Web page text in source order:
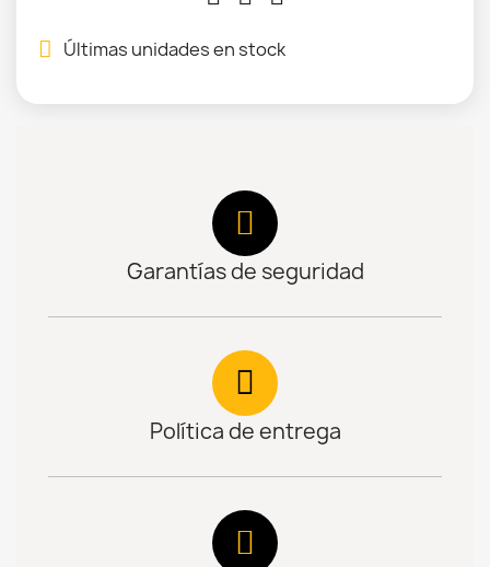
Últimas unidades en stock
Garantías de seguridad
Política de entrega